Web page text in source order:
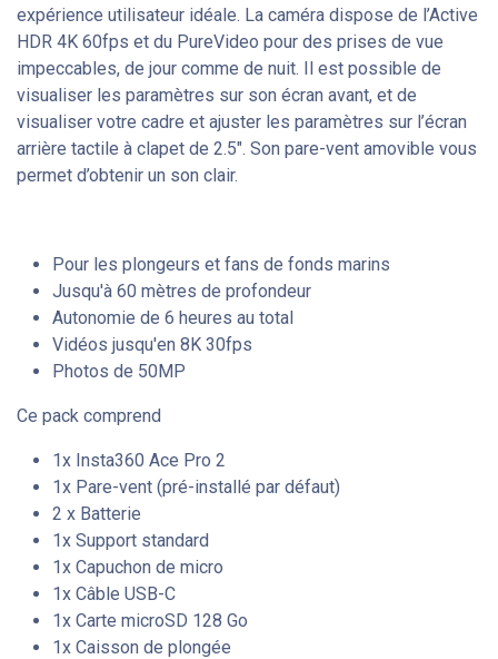
expérience utilisateur idéale. La caméra dispose de l’Active
HDR 4K 60fps et du PureVideo pour des prises de vue
impeccables, de jour comme de nuit. Il est possible de
visualiser les paramètres sur son écran avant, et de
visualiser votre cadre et ajuster les paramètres sur l’écran
arrière tactile à clapet de 2.5". Son pare-vent amovible vous
permet d’obtenir un son clair.
Pour les plongeurs et fans de fonds marins
Jusqu'à 60 mètres de profondeur
Autonomie de 6 heures au total
Vidéos jusqu'en 8K 30fps
Photos de 50MP
Ce pack comprend
1x Insta360 Ace Pro 2
1x Pare-vent (pré-installé par défaut)
2 x Batterie
1x Support standard
1x Capuchon de micro
1x Câble USB-C
1x Carte microSD 128 Go
1x Caisson de plongée